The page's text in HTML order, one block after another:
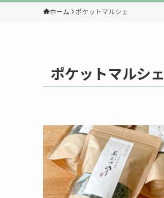
ホーム ポケットマルシェ
ポケットマルシェ